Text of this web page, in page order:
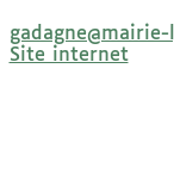
Site internet